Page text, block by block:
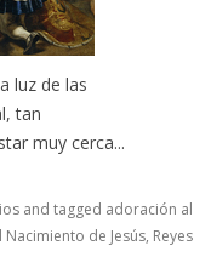
luz de las
tan
muy cerca...
and tagged adoración al
Nacimiento de Jesús, Reyes